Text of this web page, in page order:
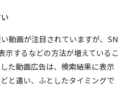
動画が注目されていますが、SN
示するなどの方法が増えているこ
た動画広告は、検索結果に表示
と違い、ふとしたタイミングで